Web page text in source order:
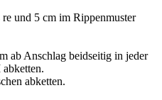
und 5 cm im Rippenmuster
ab Anschlag beidseitig in jeder
abketten.